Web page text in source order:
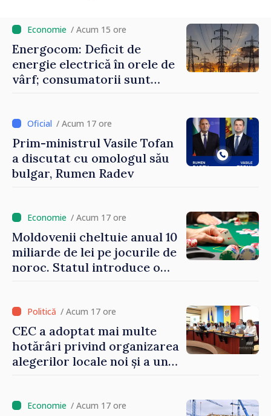
/ Acum 15 ore
Energocom: Deficit de
energie electrică în orele de
vârf; consumatorii sunt
/ Acum 17 ore
Prim-ministrul Vasile Tofan
a discutat cu omologul său
bulgar, Rumen Radev
/ Acum 17 ore
Moldovenii cheltuie anual 10
miliarde de lei pe jocurile de
noroc. Statul introduce o
la buget / Acum 17 ore
CEC a adoptat mai multe
hotărâri privind organizarea
alegerilor locale noi și a unui
/ Acum 17 ore